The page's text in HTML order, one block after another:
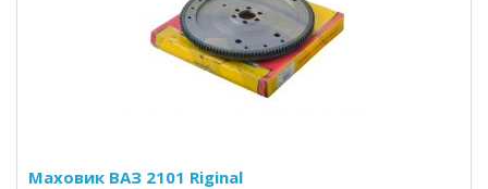
Маховик ВАЗ 2101 Riginal